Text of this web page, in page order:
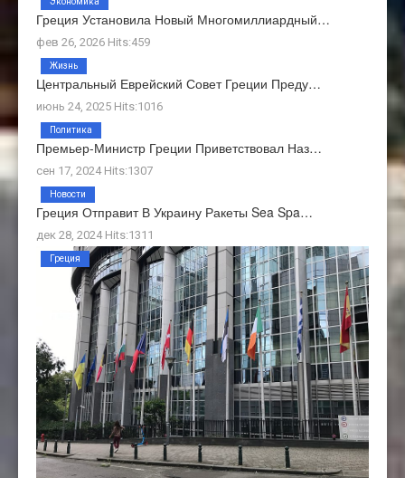
Греция Установила Новый Многомиллиардный…
фев 26, 2026 Hits:459
Центральный Еврейский Совет Греции Преду…
июнь 24, 2025 Hits:1016
Жизнь
Премьер-Министр Греции Приветствовал Наз…
сен 17, 2024 Hits:1307
Политика
Греция Отправит В Украину Ракеты Sea Spa…
дек 28, 2024 Hits:1311
Новости
Греция